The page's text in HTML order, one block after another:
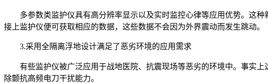
多参数类监护仪具有高分辨率显示以及实时监控心律等应用优势。这
接上监护仪便可获取相应的数据，这些数据不会因为外界震动而发生跳动。
3.采用全隔离浮地设计满足了恶劣环境的应用需求
有些监护仪被广泛应用于战地医院、抗震现场等恶劣的环境中。事实
除颤抗高频电刀干扰能力。